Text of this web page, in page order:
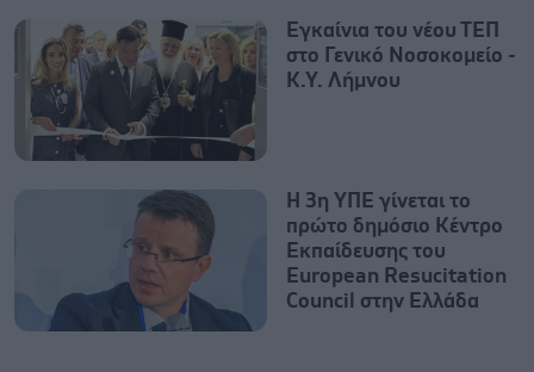
Εγκαίνια του νέου ΤΕΠ
στο Γενικό Νοσοκομείο -
Κ.Υ. Λήμνου
Η 3η ΥΠΕ γίνεται το
πρώτο δημόσιο Κέντρο
Εκπαίδευσης του
European Resucitation
Council στην Ελλάδα